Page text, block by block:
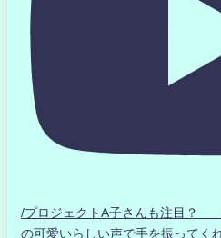
/プロジェクトA子さんも注目
の可愛いらしい声で手を振って